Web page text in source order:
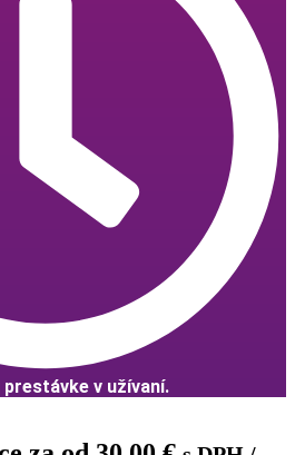
prestávke v užívaní.